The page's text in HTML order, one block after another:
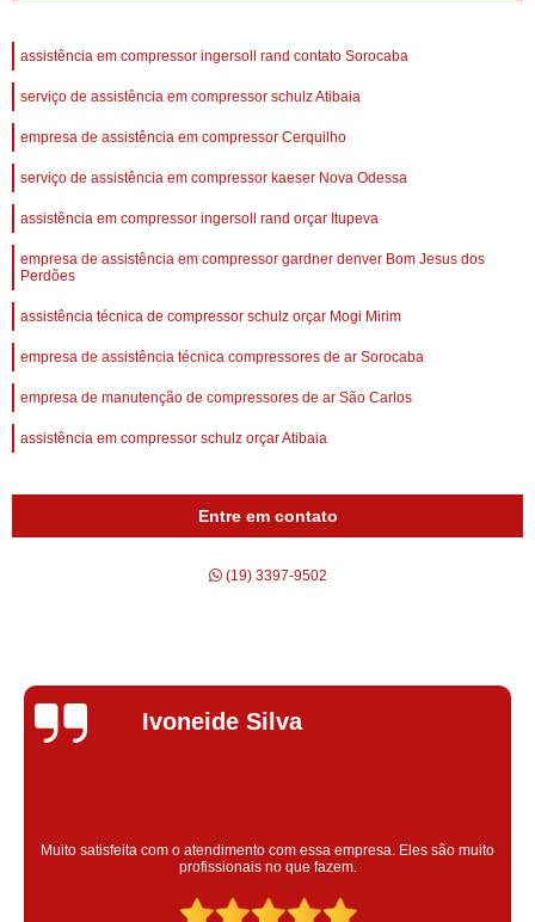
assistência em compressor ingersoll rand contato Sorocaba
serviço de assistência em compressor schulz Atibaia
empresa de assistência em compressor Cerquilho
serviço de assistência em compressor kaeser Nova Odessa
assistência em compressor ingersoll rand orçar Itupeva
empresa de assistência em compressor gardner denver Bom Jesus dos
Perdões
assistência técnica de compressor schulz orçar Mogi Mirim
empresa de assistência técnica compressores de ar Sorocaba
empresa de manutenção de compressores de ar São Carlos
assistência em compressor schulz orçar Atibaia
Entre em contato
(19) 3397-9502
Silvana Alves
Super satisfeita com o serviço prestado, atendimento muito bom!
colaoradores educado e transparente, destaque para o colaborador
Claudinei excelente profissional!